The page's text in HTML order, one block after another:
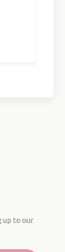
up to our